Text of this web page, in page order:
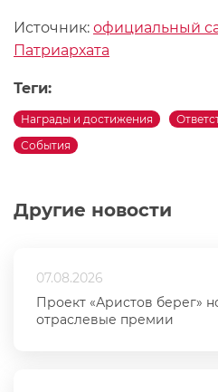
Другие новости
07.08.2026
Проект «Аристов берег»
отраслевые премии
Источник: официальный
Патриархата
Теги:
Награды и достижения
События